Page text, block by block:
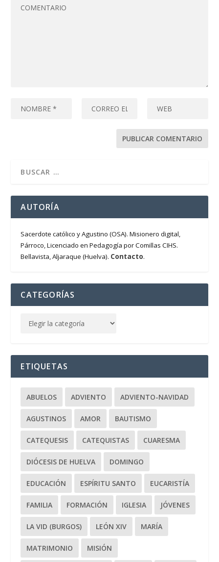
AUTORÍA
Sacerdote católico y Agustino (OSA). Misionero digital,
Párroco, Licenciado en Pedagogía por Comillas CIHS.
Bellavista, Aljaraque (Huelva). Contacto.
CATEGORÍAS
ETIQUETAS
ABUELOS ADVIENTO ADVIENTO-NAVIDAD
AGUSTINOS AMOR BAUTISMO
CATEQUESIS CATEQUISTAS CUARESMA
DIÓCESIS DE HUELVA DOMINGO
EDUCACIÓN ESPÍRITU SANTO EUCARISTÍA
FAMILIA FORMACIÓN IGLESIA JÓVENES
LA VID (BURGOS) LEÓN XIV MARÍA
MATRIMONIO MISIÓN